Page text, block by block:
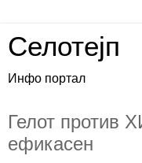
Селотејп
Инфо портал
Гелот против
ефикасен